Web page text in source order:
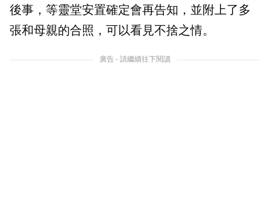
後事，等靈堂安置確定會再告知，並附上了多
張和母親的合照，可以看見不捨之情。
廣告 - 請繼續往下閱讀